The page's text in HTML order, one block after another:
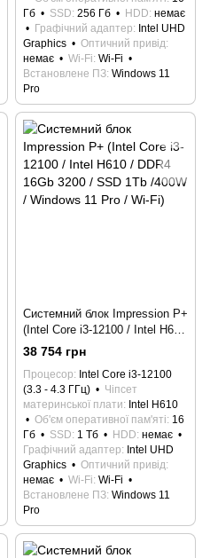
Гб
SSD 256 Гб HDD немає
Графічний адаптер Intel UHD
Graphics
Оптичний привід
немає
Wi-Fi Wi-Fi
Встановлене ПЗ Windows 11
Pro
Системний блок Impression P+
(Intel Core i3-12100 / Intel H610
/ DDR4 16Gb 3200 / SSD 1Tb
/400W / Windows 11 Pro / Wi-
Fi)
38 754 грн
Процесор Intel Core i3-12100
(3.3 - 4.3 ГГц)
Чіпсет
материнської плати Intel H610
Об'єм оперативної пам'яті 16
Гб
SSD 1 Тб HDD немає
Графічний адаптер Intel UHD
Graphics
Оптичний привід
немає
Wi-Fi Wi-Fi
Встановлене ПЗ Windows 11
Pro